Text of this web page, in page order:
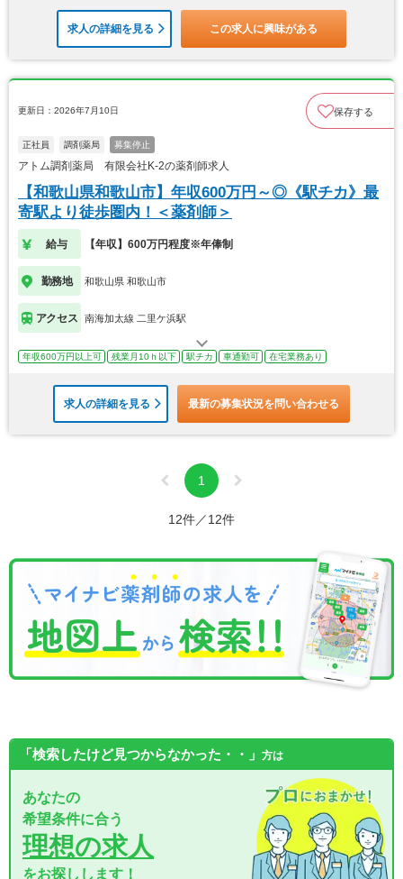
求人の詳細を見る この求人に興味がある
更新日：2026年7月10日 保存する
正社員 調剤薬局 募集停止
アトム調剤薬局 有限会社K-2の薬剤師求人
【和歌山県和歌山市】年収600万円～◎《駅チカ》最
寄駅より徒歩圏内！＜薬剤師＞
給与 【年収】600万円程度※年俸制
勤務地 和歌山県 和歌山市
アクセス 南海加太線 二里ケ浜駅
年収600万円以上可 残業月10ｈ以下 駅チカ 車通勤可 在宅業務あり
求人の詳細を見る 最新の募集状況を問い合わせる
1
12件／12件
「検索したけど見つからなかった・・」 方は
あなたの
希望条件に合う
理想の求人
をお探しします！